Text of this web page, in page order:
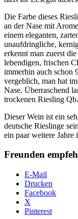
Die Farbe dieses
an der Nase mit
einem eleganten,
unaufdringliche,
erkennt man zuerst
lebendigen, frischen
immerhin auch schon
vergeblich, man hat
Nase. Überraschend
trockenen Riesling
Dieser Wein ist ein
deutsche Rieslinge
ein paar weitere
Freunden
E-Mail
Drucken
Facebook
X
Pinterest